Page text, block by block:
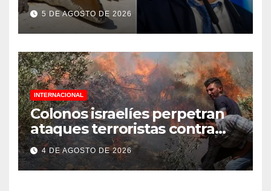
palestinos
5 DE AGOSTO DE 2026
INTERNACIONAL
Colonos israelíes perpetran
ataques terroristas contra
familias palestinas en
Cisjordania
4 DE AGOSTO DE 2026